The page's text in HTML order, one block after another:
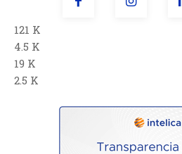
121 K
4.5 K
19 K
2.5 K